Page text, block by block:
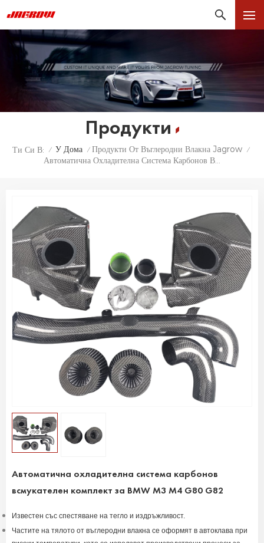
Продукти
Ти Си В: / У Дома / Продукти От Въглеродни Влакна Jagrow /
Автоматична охладителна система карбонов
всмукателен комплект за BMW M3 M4 G80 G82
Известен със спестяване на тегло и издръжливост.
Частите на тялото от въглеродни влакна се оформят в автоклава при